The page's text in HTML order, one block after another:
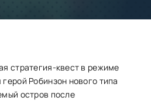
стратегия-квест в режиме
Робинзон нового типа
остров после